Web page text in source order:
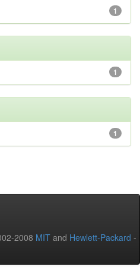
1
1
1
2008 MIT and Hewlett-Packard -